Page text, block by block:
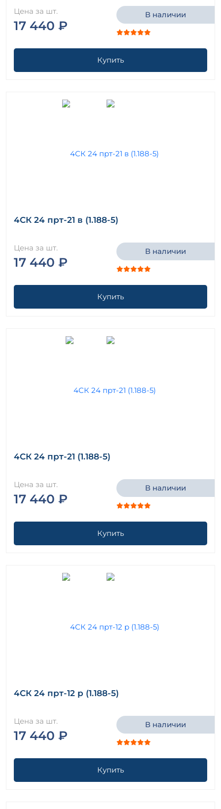
Цена за шт.
17 440 ₽
В наличии
Купить
4СК 24 прт-21 в (1.188-5)
Цена за шт.
17 440 ₽
В наличии
Купить
4СК 24 прт-21 (1.188-5)
Цена за шт.
17 440 ₽
В наличии
Купить
4СК 24 прт-12 р (1.188-5)
Цена за шт.
17 440 ₽
В наличии
Купить